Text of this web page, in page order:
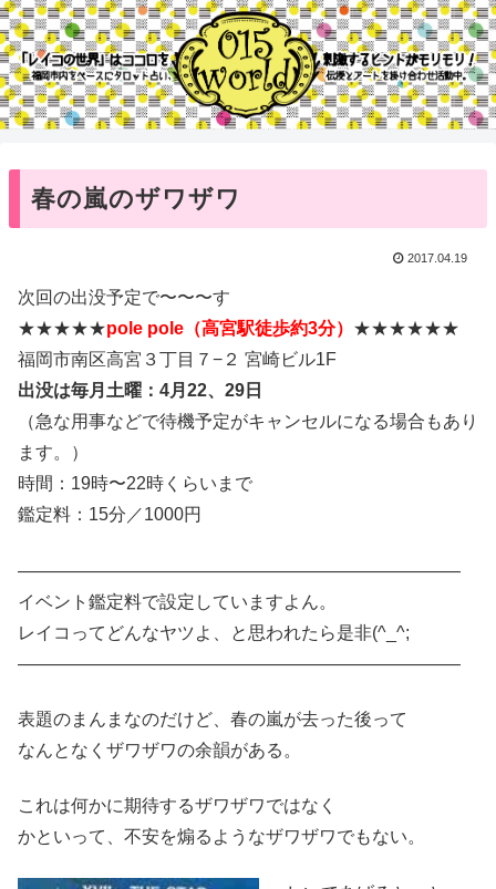
春の嵐のザワザワ
2017.04.19
次回の出没予定で〜〜〜す
★★★★★pole pole（高宮駅徒歩約3分） ★★★★★★
福岡市南区高宮３丁目７−２ 宮崎ビル1F
出没は毎月土曜：4月22、29日
（急な用事などで待機予定がキャンセルになる場合もあり
ます。）
時間：19時〜22時くらいまで
鑑定料：15分／1000円
―――――――――――――――――――――――――
イベント鑑定料で設定していますよん。
レイコってどんなヤツよ、と思われたら是非(^_^;
―――――――――――――――――――――――――
表題のまんまなのだけど、春の嵐が去った後って
なんとなくザワザワの余韻がある。
これは何かに期待するザワザワではなく
かといって、不安を煽るようなザワザワでもない。